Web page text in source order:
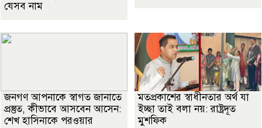
যেসব নাম
জনগণ আপনাকে স্বাগত জানাতে
প্রস্তুত, কীভাবে আসবেন আসেন:
শেখ হাসিনাকে পরওয়ার
মতপ্রকাশের স্বাধীনতার অর্থ যা
ইচ্ছা তাই বলা নয়: রাষ্ট্রদূত
মুশফিক